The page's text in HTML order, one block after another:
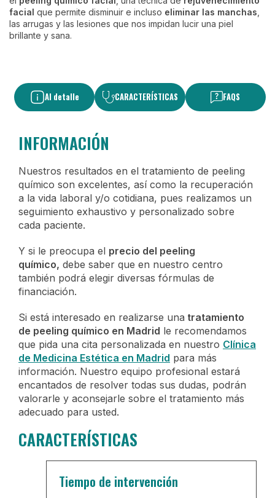
facial que permite disminuir e incluso eliminar las manchas
las arrugas y las lesiones que nos impidan lucir una piel
brillante y sana.
Al detalle CARACTERÍSTICAS FAQS
INFORMACIÓN
Nuestros resultados en el tratamiento de peeling
químico son excelentes, así como la recuperación
a la vida laboral y/o cotidiana, pues realizamos un
seguimiento exhaustivo y personalizado sobre
cada paciente.
Y si le preocupa el precio del peeling
químico, debe saber que en nuestro centro
también podrá elegir diversas fórmulas de
financiación.
Si está interesado en realizarse una tratamiento
de peeling químico en Madrid le recomendamos
que pida una cita personalizada en nuestro Clínica
de Medicina Estética en Madrid para más
información. Nuestro equipo profesional estará
encantados de resolver todas sus dudas, podrán
valorarle y aconsejarle sobre el tratamiento más
adecuado para usted.
CARACTERÍSTICAS
Tiempo de intervención